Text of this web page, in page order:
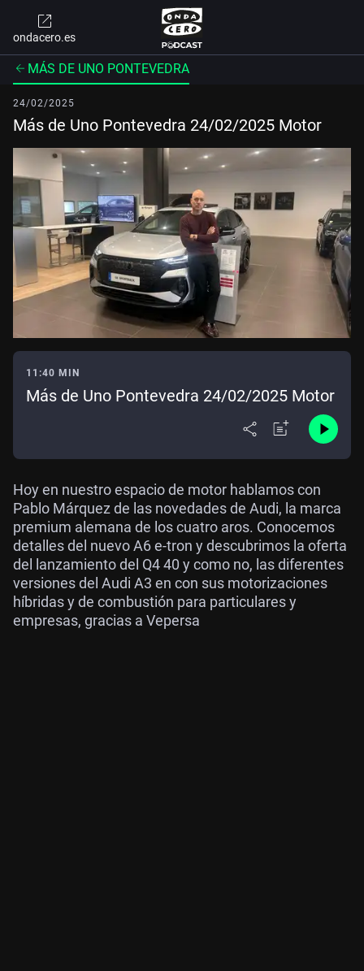
ondacero.es
MÁS DE UNO PONTEVEDRA
24/02/2025
Más de Uno Pontevedra 24/02/2025 Motor
11:40 MIN
Más de Uno Pontevedra 24/02/2025 Motor
Hoy en nuestro espacio de motor hablamos con
Pablo Márquez de las novedades de Audi, la marca
premium alemana de los cuatro aros. Conocemos
detalles del nuevo A6 e-tron y descubrimos la oferta
del lanzamiento del Q4 40 y como no, las diferentes
versiones del Audi A3 en con sus motorizaciones
híbridas y de combustión para particulares y
empresas, gracias a Vepersa